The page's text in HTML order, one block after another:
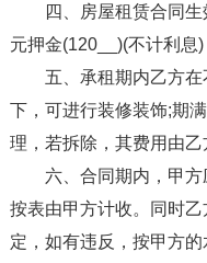
四、房屋租赁合同
元押金(120__)(不计利息)
五、承租期内乙方
下，可进行装修装饰;期
理，若拆除，其费用由乙
六、合同期内，甲
按表由甲方计收。同时
定，如有违反，按甲方的